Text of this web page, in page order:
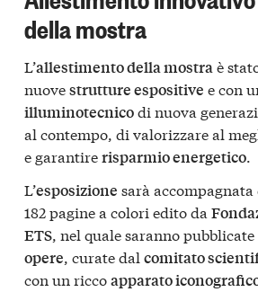
della mostra
L’allestimento della mostra è
nuovestrutture espositive e con
illuminotecnicodi nuova
al contempo, di valorizzare al
e garantirerisparmio energetico
L’esposizione sarà accompagnata
182 pagine a colori edito da
ETS, nel quale saranno pubblicate
opere, curate dal comitato
con un riccoapparato